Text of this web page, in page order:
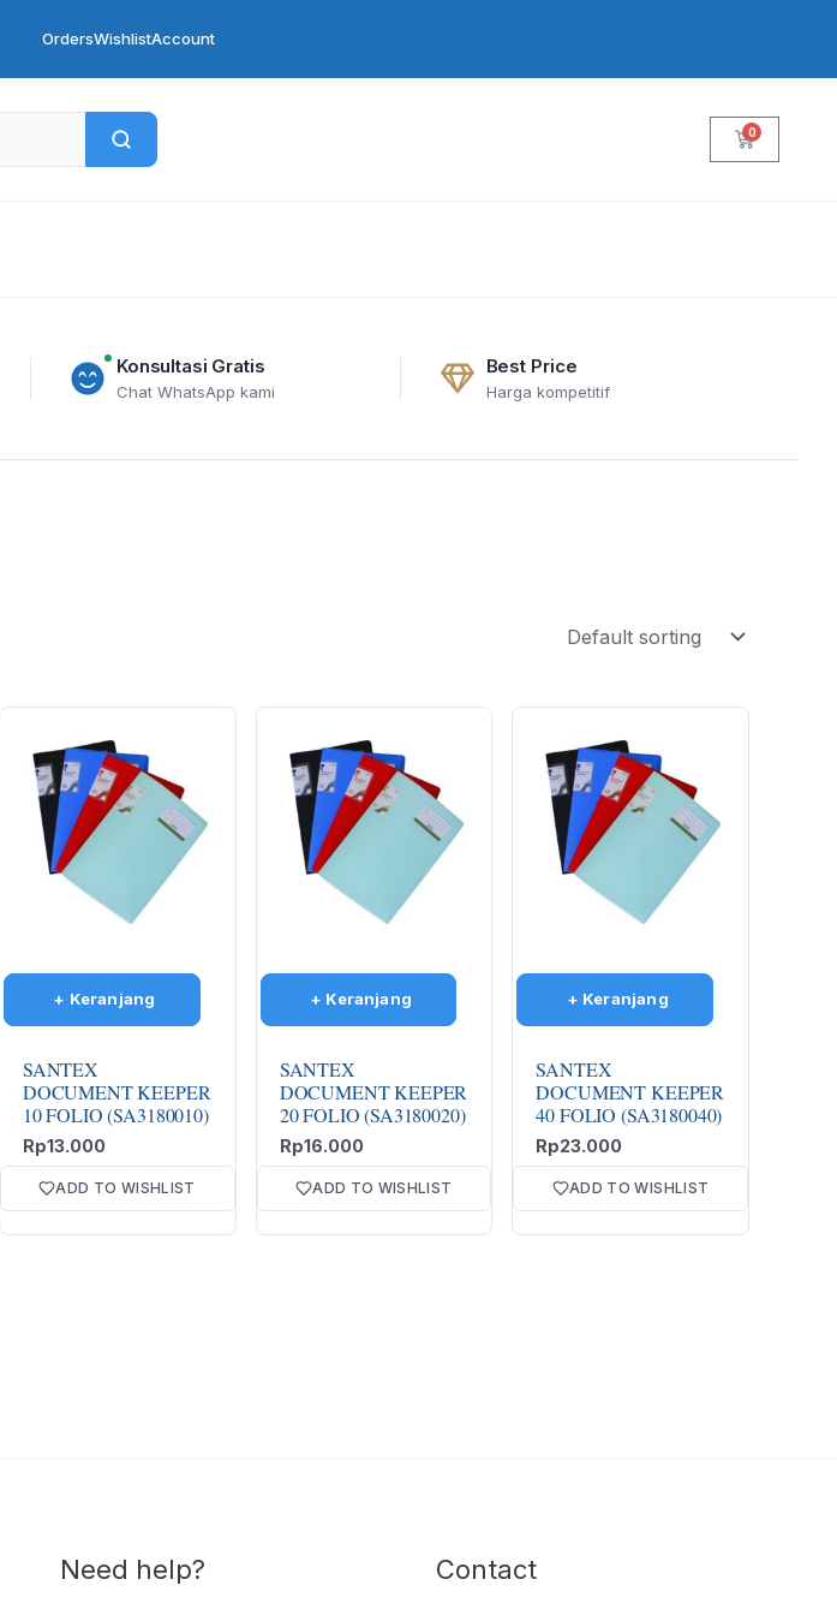
OrdersWishlistAccount
0
Cart
Konsultasi Gratis
Chat WhatsApp kami
Best Price
Harga kompetitif
SANTEX
DOCUMENT KEEPER
10 FOLIO (SA3180010)
Rp13.000
ADD TO WISHLIST
SANTEX
DOCUMENT KEEPER
20 FOLIO (SA3180020)
Rp16.000
ADD TO WISHLIST
SANTEX
DOCUMENT KEEPER
40 FOLIO (SA3180040)
Rp23.000
ADD TO WISHLIST
Need help? Contact
Facebook
Instagram
TikTokYouTube